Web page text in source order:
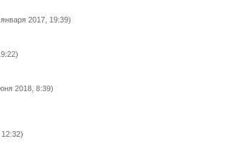
2017, 19:39)
2018, 8:39)